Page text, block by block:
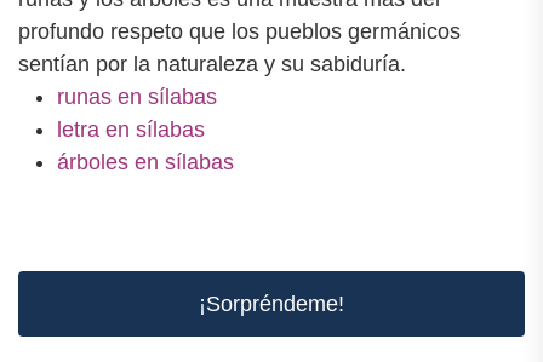
profundo respeto que los pueblos germánicos
sentían por la naturaleza y su sabiduría.
runas en sílabas
letra en sílabas
árboles en sílabas
¡Sorpréndeme!